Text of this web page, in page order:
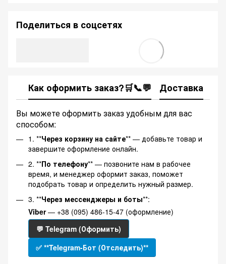
Поделиться в соцсетях
Как оформить заказ?🛒📞💬 Доставка
Вы можете оформить заказ удобным для вас
способом:
1. **Через корзину на сайте** — добавьте товар и
завершите оформление онлайн.
2. **По телефону** — позвоните нам в рабочее
время, и менеджер оформит заказ, поможет
подобрать товар и определить нужный размер.
3. **Через мессенджеры и боты**:
Viber— +38 (095) 486-15-47 (оформление)
💬 Telegram (Оформить)
✅ **Telegram-Бот (Отследить)**